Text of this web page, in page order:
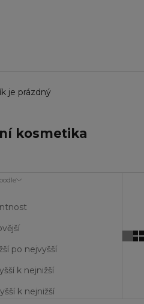
je prázdný
kosmetika
po nejvyšší
k nejnižší
k nejnižší